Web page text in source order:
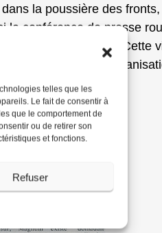
telles que les
Le fait de consentir à
que le comportement de
ou de retirer son
et fonctions.
Refuser
la poussière des
la conférence de presse
leurs reportages. Cette
et surtout